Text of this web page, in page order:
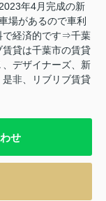
年4月完成の新
場があるので車利
で経済的です⇒千葉
貸は千葉市の賃貸
デザイナーズ、新
非、リブリブ賃貸
せ